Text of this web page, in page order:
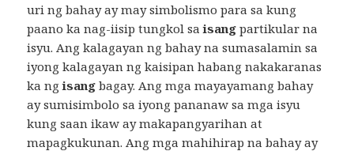
uri ng bahay ay may simbolismo para sa kung
paano ka nag-iisip tungkol saisang partikular na
isyu. Ang kalagayan ng bahay na sumasalamin sa
iyong kalagayan ng kaisipan habang nakakaranas
ka ngisang bagay. Ang mga mayayamang bahay
ay sumisimbolo sa iyong pananaw sa mga isyu
kung saan ikaw ay makapangyarihan at
mapagkukunan. Ang mga mahihirap na bahay ay